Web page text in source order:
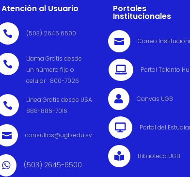
Atención al Usuario
 (503) 2645 6500

Llama Gratis desde
un número fijo o
celular 800-7026

Línea Gratis desde USA
888-886-7016
 consultas@ugb.edu.sv
 (503) 2645-6500
Portales
Institucionales
 Correo
 Portal Talento
 Canvas UGB
 Portal del
 Biblioteca UGB